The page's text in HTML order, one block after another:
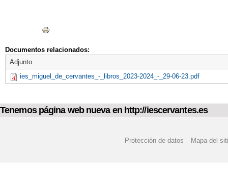
Documentos relacionados:
Adjunto
ies_miguel_de_cervantes_-_libros_2023-2024_-_29-06-23.pdf
Tenemos página web nueva en http://iescervantes.es
Protección de datos Mapa del